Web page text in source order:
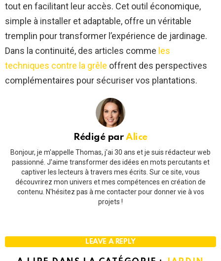
tout en facilitant leur accès. Cet outil économique,
simple à installer et adaptable, offre un véritable
tremplin pour transformer l’expérience de jardinage.
Dans la continuité, des articles comme les
techniques contre la grêle offrent des perspectives
complémentaires pour sécuriser vos plantations.
Rédigé parAlice
Bonjour, je m'appelle Thomas, j'ai 30 ans et je suis rédacteur web
passionné. J'aime transformer des idées en mots percutants et
captiver les lecteurs à travers mes écrits. Sur ce site, vous
découvrirez mon univers et mes compétences en création de
contenu. N'hésitez pas à me contacter pour donner vie à vos
projets !
LEAVE A REPLY